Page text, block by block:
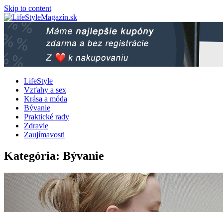
Skip to content
LifeStyle
Vzťahy a sex
Krása a móda
Bývanie
Praktické rady
Zdravie
Zaujímavosti
Kategória: Bývanie